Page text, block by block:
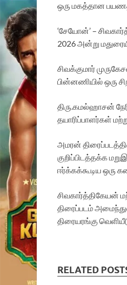
ஒரு மகத்தான
‘சேயோன்’ –
2026 அன்று
சிவக்குமார்
பின்னணியில் ஒரு
திரு.கமல்ஹாசன்
தயாரிப்பாளர்கள்
அமரன்
குறிப்பிடத்தக்க
ஈர்க்கக்கூடிய ஒரு
சிவகார்த்திகேயன்
திரைப்படம்
திரையரங்கு
RELATED